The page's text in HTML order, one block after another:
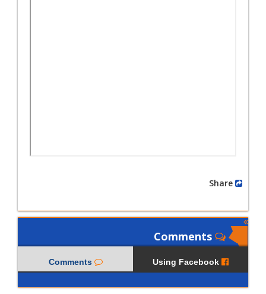
Comments